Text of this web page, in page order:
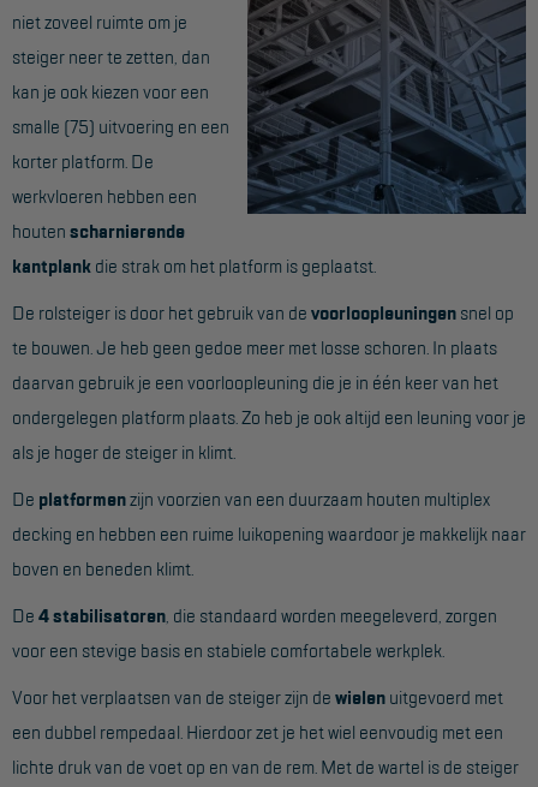
Steigers
Rolsteigers
Gevelsteigers
Steiger overkapping
Gevelrenovatie
Industrieel onderhoud
Hoogwerkers
Knikarmhoogwerkers
Spinhoogwerkers
Schaarhoogwerkers
Project toepassingen
niet zoveel ruimte om je
steiger neer te zetten, dan
kan je ook kiezen voor een
smalle (75) uitvoering en een
korter platform. De
werkvloeren hebben een
houten scharnierende
kantplank die strak om het platform is geplaatst.
De rolsteiger is door het gebruik van de voorloopleuningen snel op
te bouwen. Je heb geen gedoe meer met losse schoren. In plaats
daarvan gebruik je een voorloopleuning die je in één keer van het
ondergelegen platform plaats. Zo heb je ook altijd een leuning voor je
als je hoger de steiger in klimt.
De platformenzijn voorzien van een duurzaam houten multiplex
decking en hebben een ruime luikopening waardoor je makkelijk naar
boven en beneden klimt.
De 4 stabilisatoren , die standaard worden meegeleverd, zorgen
voor een stevige basis en stabiele comfortabele werkplek.
Voor het verplaatsen van de steiger zijn de wielen uitgevoerd met
een dubbel rempedaal. Hierdoor zet je het wiel eenvoudig met een
lichte druk van de voet op en van de rem. Met de wartel is de steiger